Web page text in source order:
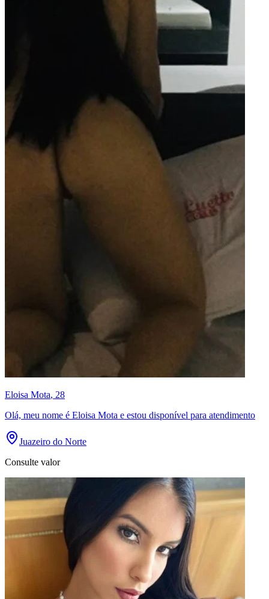
Eloisa Mota, 28
Olá, meu nome é Eloisa Mota e estou disponível para atendimento
Juazeiro do Norte
Consulte valor